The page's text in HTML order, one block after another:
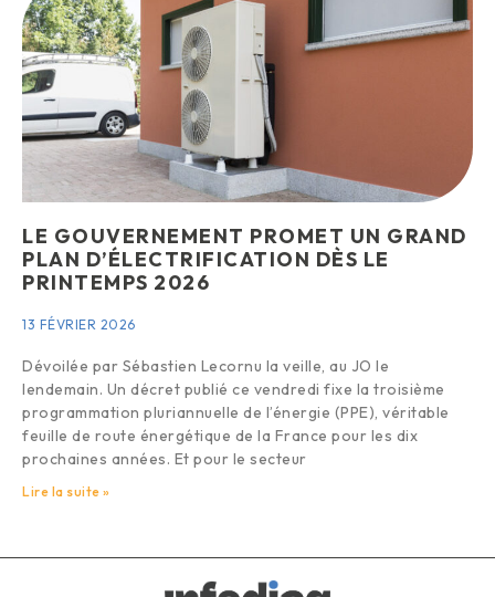
LE GOUVERNEMENT PROMET UN GRAND
PLAN D’ÉLECTRIFICATION DÈS LE
PRINTEMPS 2026
13 FÉVRIER 2026
Dévoilée par Sébastien Lecornu la veille, au JO le
lendemain. Un décret publié ce vendredi fixe la troisième
programmation pluriannuelle de l’énergie (PPE), véritable
feuille de route énergétique de la France pour les dix
prochaines années. Et pour le secteur
Lire la suite »